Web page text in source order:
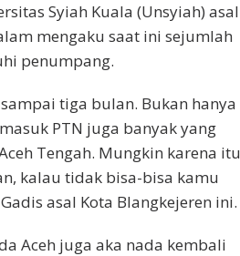
Syiah Kuala (Unsyiah) asal
mengaku saat ini sejumlah
penumpang.
tiga bulan. Bukan hanya
PTN juga banyak yang
Tengah. Mungkin karena itu
kalau tidak bisa-bisa kamu
asal Kota Blangkejeren ini.
Aceh juga aka nada kembali